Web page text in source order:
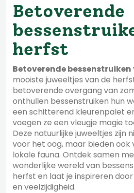
Betoverende
herfst
Betoverende bessenstruiken
mooiste juweeltjes van de
betoverende overgang van
onthullen bessenstruiken hun
een schitterend kleurenpalet
voegen ze een vleugje magie
Deze natuurlijke juweeltjes zijn
voor het oog, maar bieden ook
lokale fauna. Ontdek samen
wonderlijke wereld van
herfst en laat je inspireren
en veelzijdigheid.